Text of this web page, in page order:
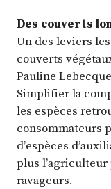
Des couverts
Un des leviers
couverts
Pauline
Simplifier la
les espèces
consommateurs
d’espèces
plus
ravageurs.